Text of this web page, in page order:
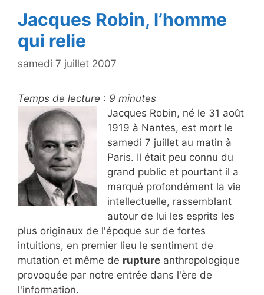
Jacques Robin, l’homme
qui relie
samedi 7 juillet 2007
Temps de lecture : 9 minutes
Jacques Robin, né le 31 août
1919 à Nantes, est mort le
samedi 7 juillet au matin à
Paris. Il était peu connu du
grand public et pourtant il a
marqué profondément la vie
intellectuelle, rassemblant
autour de lui les esprits les
plus originaux de l'époque sur de fortes
intuitions, en premier lieu le sentiment de
mutation et même de rupture anthropologique
provoquée par notre entrée dans l'ère de
l'information.